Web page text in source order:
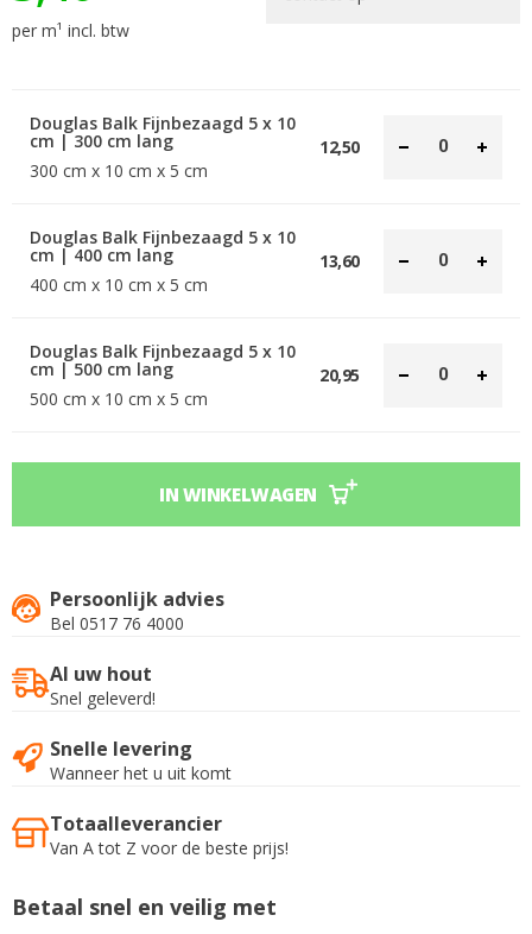
per m¹ incl. btw
Douglas Balk Fijnbezaagd 5 x 10
cm | 300 cm lang
300 cm x 10 cm x 5 cm
12,50
Douglas Balk Fijnbezaagd 5 x 10
cm | 400 cm lang
400 cm x 10 cm x 5 cm
13,60
Douglas Balk Fijnbezaagd 5 x 10
cm | 500 cm lang
500 cm x 10 cm x 5 cm
20,95
IN WINKELWAGEN
Persoonlijk advies
Bel 0517 76 4000
Al uw hout
Snel geleverd!
Snelle levering
Wanneer het u uit komt
Totaalleverancier
Van A tot Z voor de beste prijs!
Betaal snel en veilig met